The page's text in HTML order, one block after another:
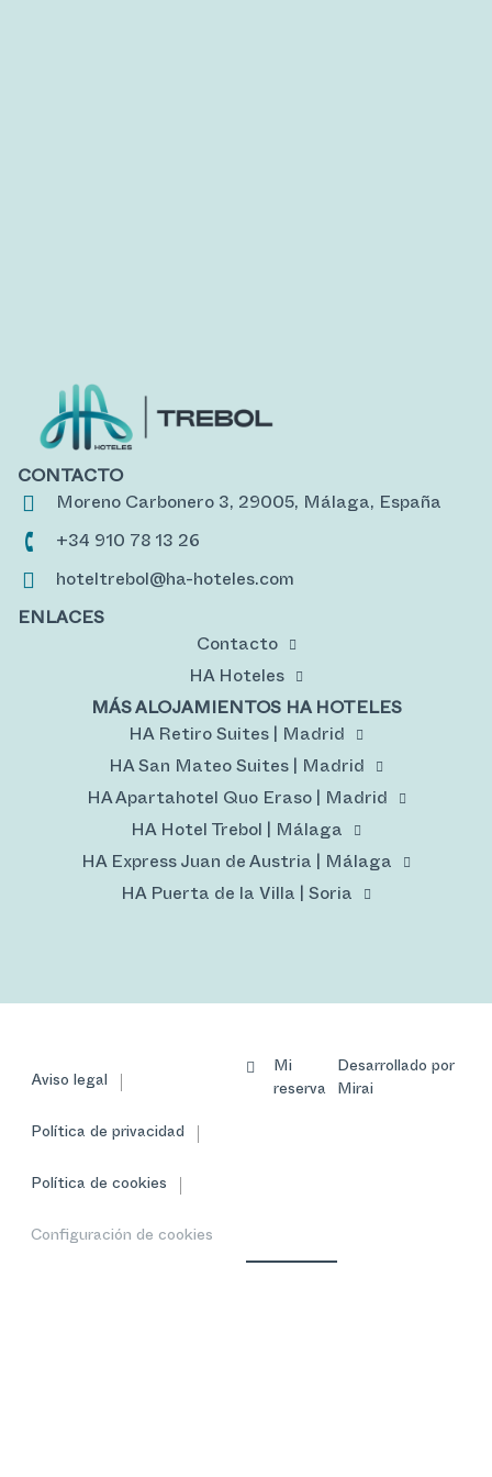
CONTACTO
Moreno Carbonero 3, 29005, Málaga, España
+34 910 78 13 26
hoteltrebol@ha-hoteles.com
ENLACES
Contacto
HA Hoteles
MÁS ALOJAMIENTOS HA HOTELES
HA Retiro Suites | Madrid
HA San Mateo Suites | Madrid
HA Apartahotel Quo Eraso | Madrid
HA Hotel Trebol | Málaga
HA Express Juan de Austria | Málaga
HA Puerta de la Villa | Soria
Aviso legal
Política de privacidad
Política de cookies
Configuración de cookies
Mi
reserva
Desarrollado por
Mirai